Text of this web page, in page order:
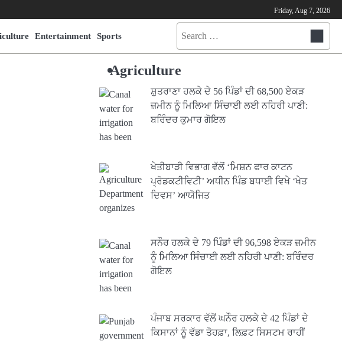
Friday, Aug 7, 2026
Entertainment Sports
Search
Agriculture
ਸ਼ੁਤਰਾਣਾ ਹਲਕੇ ਦੇ 56 ਪਿੰਡਾਂ ਦੀ 68,500 ਏਕੜ
ਜ਼ਮੀਨ ਨੂੰ ਮਿਲਿਆ ਸਿੰਚਾਈ ਲਈ ਨਹਿਰੀ ਪਾਣੀ:
ਬਰਿੰਦਰ ਕੁਮਾਰ ਗੋਇਲ
ਖੇਤੀਬਾੜੀ ਵਿਭਾਗ ਵੱਲੋਂ ‘ਮਿਸ਼ਨ ਫਾਰ ਕਾਟਨ
ਪ੍ਰੋਡਕਟੀਵਿਟੀ’ ਅਧੀਨ ਪਿੰਡ ਬਧਾਈ ਵਿਖੇ ‘ਖੇਤ
ਦਿਵਸ’ ਆਯੋਜਿਤ
ਸਨੌਰ ਹਲਕੇ ਦੇ 79 ਪਿੰਡਾਂ ਦੀ 96,598 ਏਕੜ ਜ਼ਮੀਨ
ਨੂੰ ਮਿਲਿਆ ਸਿੰਚਾਈ ਲਈ ਨਹਿਰੀ ਪਾਣੀ: ਬਰਿੰਦਰ
ਗੋਇਲ
ਪੰਜਾਬ ਸਰਕਾਰ ਵੱਲੋਂ ਘਨੌਰ ਹਲਕੇ ਦੇ 42 ਪਿੰਡਾਂ ਦੇ
ਕਿਸਾਨਾਂ ਨੂੰ ਵੱਡਾ ਤੋਹਫ਼ਾ, ਲਿਫ਼ਟ ਸਿਸਟਮ ਰਾਹੀਂ